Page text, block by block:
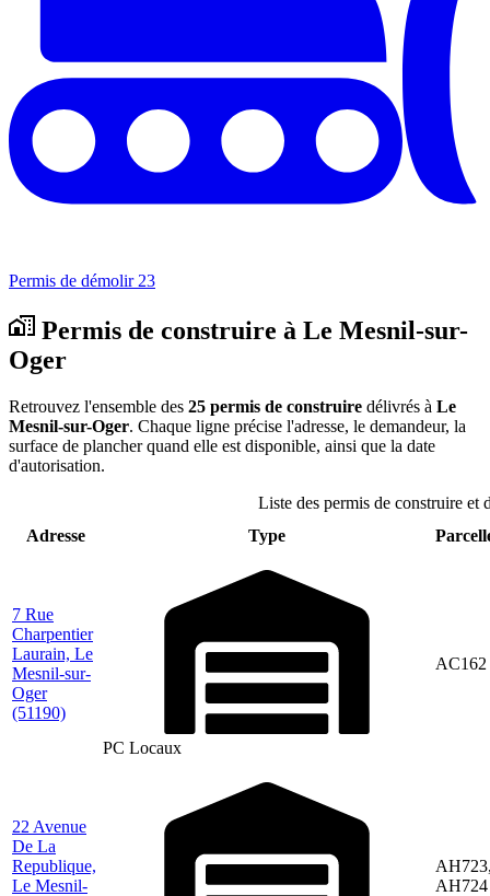
Permis de démolir 23
Permis de construire à Le Mesnil-sur-
Oger
Retrouvez l'ensemble des 25 permis de construire délivrés à Le
Mesnil-sur-Oger. Chaque ligne précise l'adresse, le demandeur, la
surface de plancher quand elle est disponible, ainsi que la date
d'autorisation.
Liste des permis de construire et
Adresse
Type
7 Rue
Charpentier
Laurain, Le
Mesnil-sur-
Oger
(51190)
PC Locaux
AC162
22 Avenue
De La
Republique,
Le Mesnil-
AH724